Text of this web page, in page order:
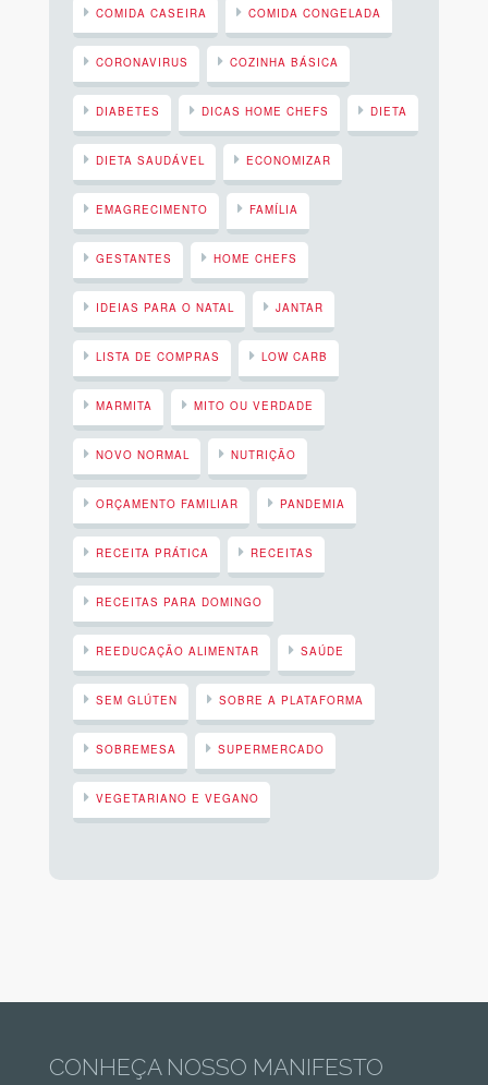
COMIDA CASEIRA COMIDA CONGELADA
CORONAVIRUS COZINHA BÁSICA
DIABETES DICAS HOME CHEFS DIETA
DIETA SAUDÁVEL ECONOMIZAR
EMAGRECIMENTO FAMÍLIA
GESTANTES HOME CHEFS
IDEIAS PARA O NATAL JANTAR
LISTA DE COMPRAS LOW CARB
MARMITA MITO OU VERDADE
NOVO NORMAL NUTRIÇÃO
ORÇAMENTO FAMILIAR PANDEMIA
RECEITA PRÁTICA RECEITAS
RECEITAS PARA DOMINGO
REEDUCAÇÃO ALIMENTAR SAÚDE
SEM GLÚTEN SOBRE A PLATAFORMA
SOBREMESA SUPERMERCADO
VEGETARIANO E VEGANO
CONHEÇA NOSSO MANIFESTO